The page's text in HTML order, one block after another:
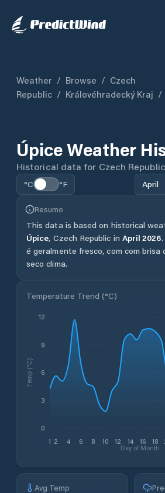
Weather / Browse / Czech
Republic / Královéhradecký Kraj /
ÚpiceWeather
Historical data for Czech Republic
°C °F April
Resumo
This data is based on historical
Úpice, Czech Republic in April 2026.
é geralmente fresco, com com brisa
seco clima.
Temperature Trend (°C)
1 2 4 6 8 10 12 14 16 18
Day of Month
0
3
6
9
12
Temp (°C)
Avg Temp